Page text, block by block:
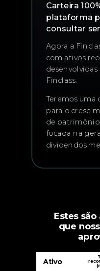
Agora a
com ativos
Finclass.
Teremos uma
para o
de
focada na
dividendos
Carteira
plataforma
consultar
Ativo
Estes
que